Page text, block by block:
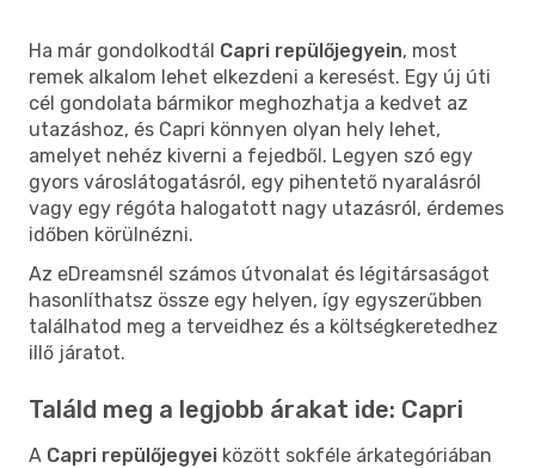
Ha már gondolkodtál Capri repülőjegyein, most
remek alkalom lehet elkezdeni a keresést. Egy új úti
cél gondolata bármikor meghozhatja a kedvet az
utazáshoz, és Capri könnyen olyan hely lehet,
amelyet nehéz kiverni a fejedből. Legyen szó egy
gyors városlátogatásról, egy pihentető nyaralásról
vagy egy régóta halogatott nagy utazásról, érdemes
időben körülnézni.
Az eDreamsnél számos útvonalat és légitársaságot
hasonlíthatsz össze egy helyen, így egyszerűbben
találhatod meg a terveidhez és a költségkeretedhez
illő járatot.
Találd meg a legjobb árakat ide: Capri
A Capri repülőjegyei között sokféle árkategóriában